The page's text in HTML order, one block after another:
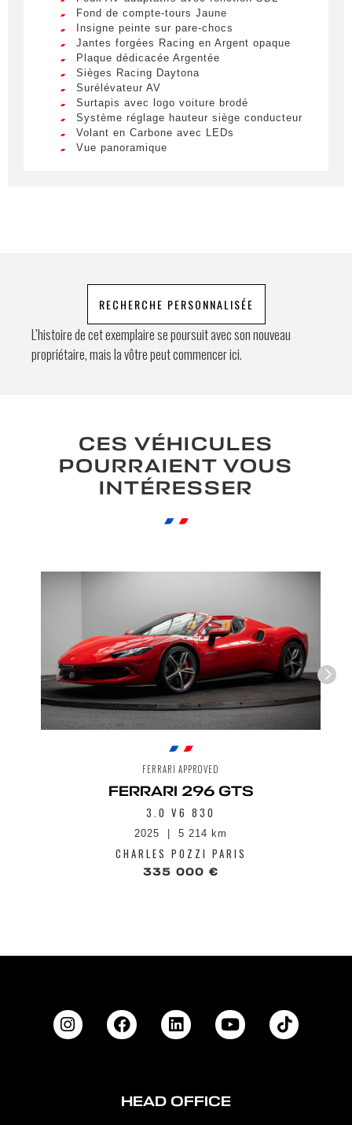
*
Prénom
E-mail *
Demande spéciale
commerciale.
Envoyer
Lorem ipsum dolor sit amet, consectetur
adipiscing elit. Ut a elit sed nisl pulvinar
egestas a vel nibh. Sed aliquam varius
feugiat. Suspendisse finibus nec nibh eget
ultricies. Mauris et malesuada augue.
Lorem ipsum dolor sit amet, consectetur
adipiscing elit. Ut a elit sed nisl pulvinar
egestas a vel nibh. Sed aliquam varius
feugiat. Suspendisse finibus nec nibh eget
Fond de compte-tours Jaune
Insigne peinte sur pare-chocs
Jantes forgées Racing en Argent opaque
Plaque dédicacée Argentée
Sièges Racing Daytona
Surélévateur AV
Surtapis avec logo voiture brodé
Système réglage hauteur siège conducteur
Volant en Carbone avec LEDs
Vue panoramique
RECHERCHE PERSONNALISÉE
L’histoire de cet exemplaire se poursuit avec son nouveau
propriétaire, mais la vôtre peut commencer ici.
CES VÉHICULES
POURRAIENT VOUS
INTÉRESSER
FERRARI APPROVED
FERRARI 296 GTS
3.0 V6 830
2025 5 214 km
CHARLES POZZI PARIS
335 000 €
HEAD OFFICE